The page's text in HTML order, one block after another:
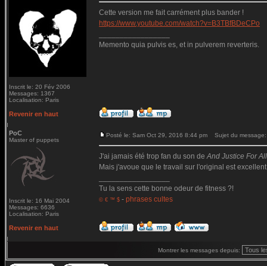
Inscrit le: 20 Fév 2006
Messages: 1367
Localisation: Paris
Cette version me fait carrément plus bander !
https://www.youtube.com/watch?v=B3TBfBDeCPo
Memento quia pulvis es, et in pulverem reverteris.
Revenir en haut
PoC
Master of puppets
Inscrit le: 16 Mai 2004
Messages: 6636
Localisation: Paris
Posté le: Sam Oct 29, 2016 8:44 pm Sujet du message:
J'ai jamais été trop fan du son deAnd Justice For
Mais j'avoue que le travail sur l'original est
Tu la sens cette bonne odeur de fitness ?!
© € ™ $ - phrases cultes
Revenir en haut
Montrer les messages depuis: